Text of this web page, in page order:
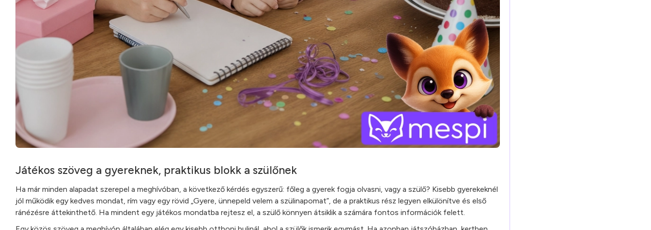
Játékos szöveg a gyereknek, praktikus blokk a szülőnek
Ha már minden alapadat szerepel a meghívóban, a következő kérdés egyszerű: főleg a gyerek fogja olvasni, vagy a szülő? Kisebb gyerekeknél
jól működik egy kedves mondat, rím vagy egy rövid „Gyere, ünnepeld velem a szülinapomat”, de a praktikus rész legyen elkülönítve és első
ránézésre áttekinthető. Ha mindent egy játékos mondatba rejtesz el, a szülő könnyen átsiklik a számára fontos információk felett.